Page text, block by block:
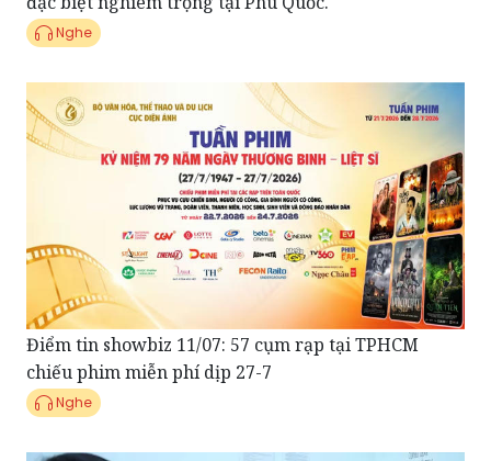
Điểm tin showbiz 11/07: 57 cụm rạp tại TPHCM
chiếu phim miễn phí dịp 27-7
Nghe